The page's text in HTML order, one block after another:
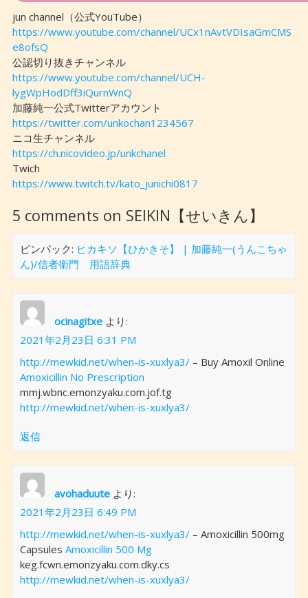
jun channel（公式YouTube）
https://www.youtube.com/channel/UCx1nAvtVDIsaGmCMS
e8ofsQ
公認切り抜きチャンネル
https://www.youtube.com/channel/UCH-
lygWpHodDff3iQurnWnQ
加藤純一公式Twitterアカウント
https://twitter.com/unkochan1234567
ニコ生チャンネル
https://ch.nicovideo.jp/unkchanel
Twich
https://www.twitch.tv/kato_junichi0817
5 comments on SEIKIN【せいきん】
ピンバック: ヒカキソ【ひかきそ】 | 加藤純一(うんこちゃ
ん)/信者衛門 用語辞典
ocinagitxe より:
2021年2月23日 6:31 PM
http://mewkid.net/when-is-xuxlya3/– Buy Amoxil Online
Amoxicillin No Prescription
mmj.wbnc.emonzyaku.com.jof.tg
http://mewkid.net/when-is-xuxlya3/
返信
avohaduute より:
2021年2月23日 6:49 PM
http://mewkid.net/when-is-xuxlya3/– Amoxicillin 500mg
Capsules Amoxicillin 500 Mg
keg.fcwn.emonzyaku.com.dky.cs
http://mewkid.net/when-is-xuxlya3/